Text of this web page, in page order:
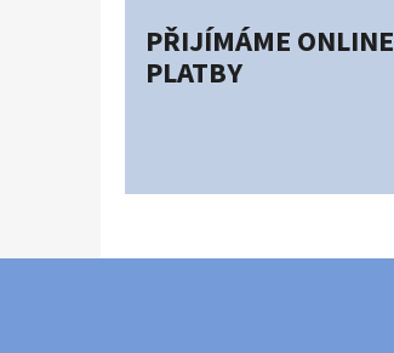
PŘIJÍMÁME ONLINE
PLATBY